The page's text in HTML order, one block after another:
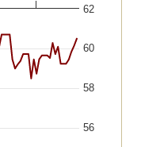
Time. Data ranges
values. Data ranges
56
58
60
62